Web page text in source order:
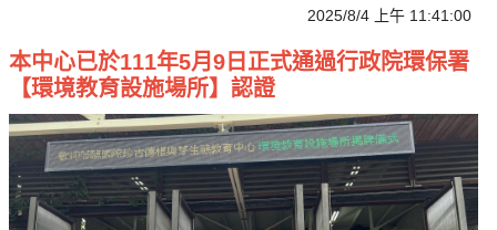
2025/8/4 上午 11:41:00
本中心已於111年5月9日正式通過行政院環保署
【環境教育設施場所】認證